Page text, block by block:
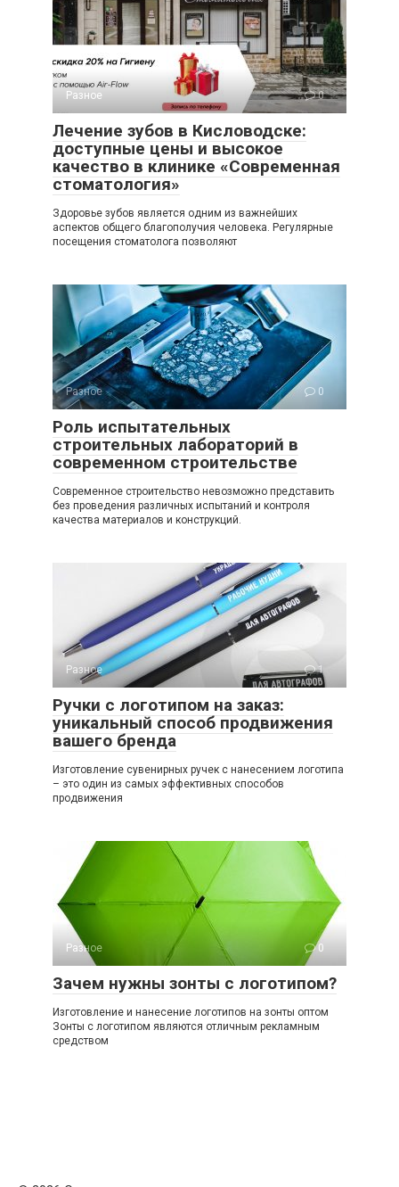
Разное 0
Лечение зубов в Кисловодске:
доступные цены и высокое
качество в клинике «Современная
стоматология»
Здоровье зубов является одним из важнейших
аспектов общего благополучия человека. Регулярные
посещения стоматолога позволяют
Разное 0
Роль испытательных
строительных лабораторий в
современном строительстве
Современное строительство невозможно представить
без проведения различных испытаний и контроля
качества материалов и конструкций.
Разное 1
Ручки с логотипом на заказ:
уникальный способ продвижения
вашего бренда
Изготовление сувенирных ручек с нанесением логотипа
– это один из самых эффективных способов
продвижения
Разное 0
Зачем нужны зонты с логотипом?
Изготовление и нанесение логотипов на зонты оптом
Зонты с логотипом являются отличным рекламным
средством